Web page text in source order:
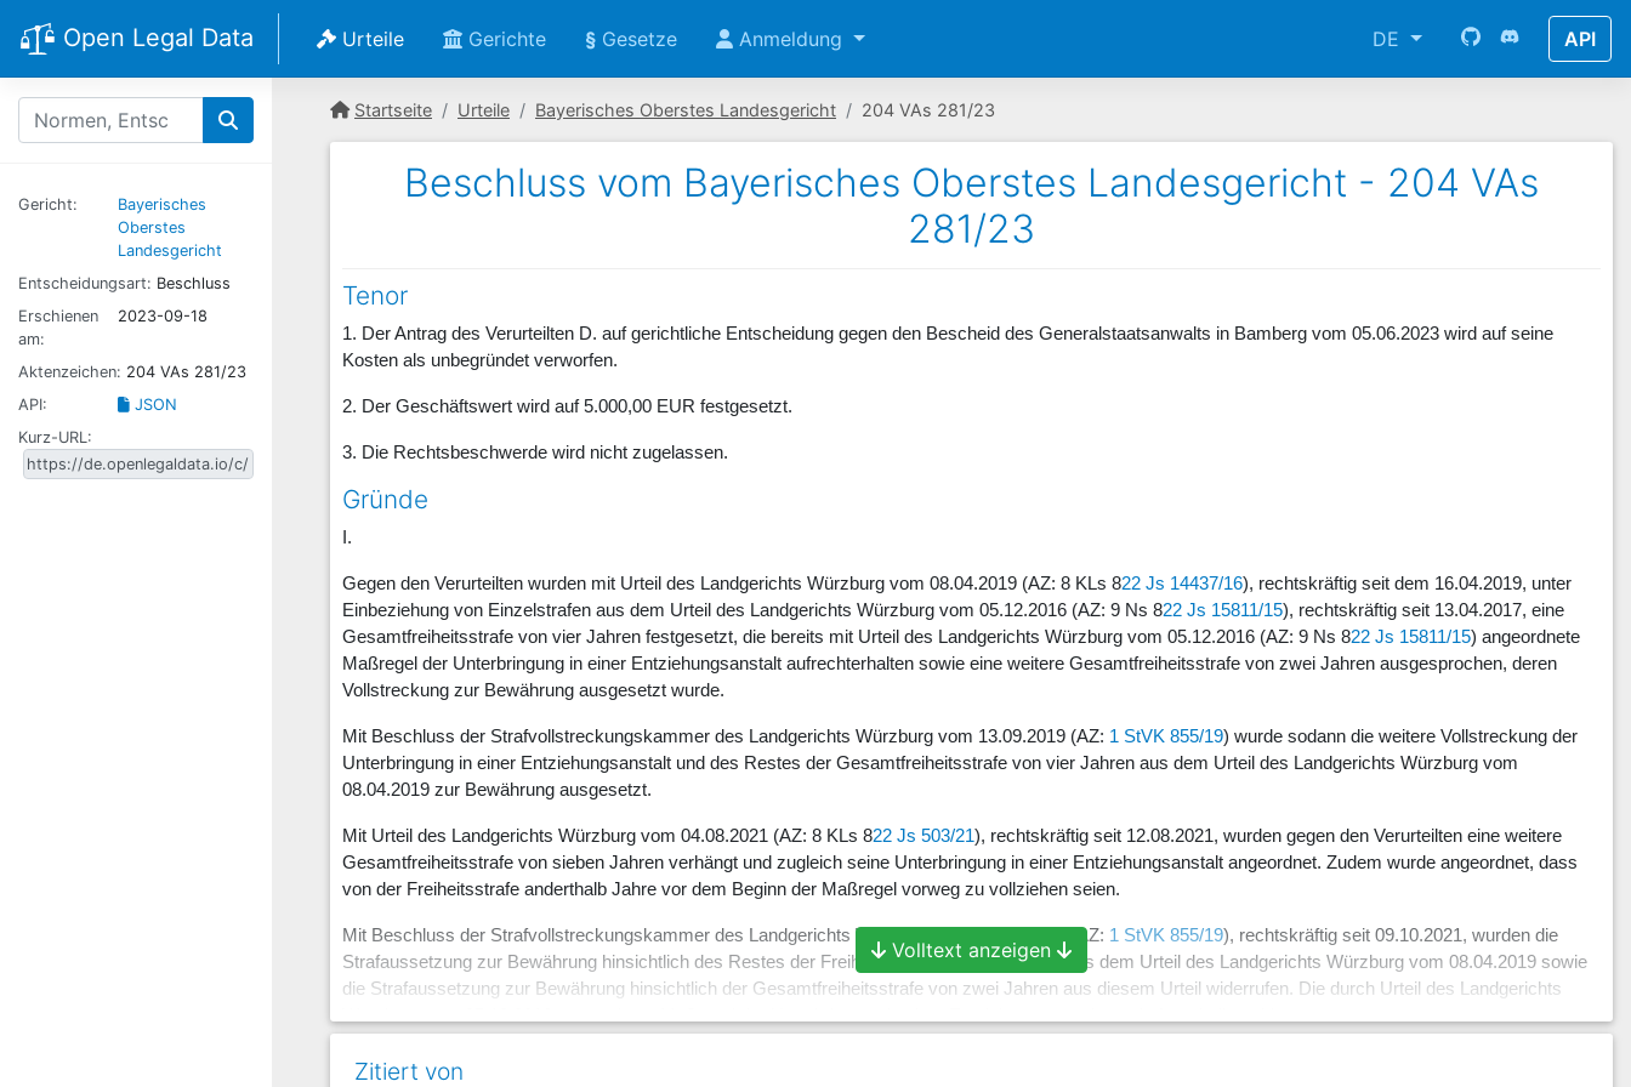
Open Legal Data Urteile Gerichte § Gesetze Anmeldung DE API
Gericht:
Bayerisches
Oberstes
Landesgericht
Entscheidungsart: Beschluss
Erschienen
am:
2023-09-18
Aktenzeichen: 204 VAs 281/23
API:
JSON
Kurz-URL:
Startseite Urteile Bayerisches Oberstes Landesgericht 204 VAs 281/23
Beschluss vom Bayerisches Oberstes Landesgericht - 204 VAs
281/23
Tenor
1. Der Antrag des Verurteilten D. auf gerichtliche Entscheidung gegen den Bescheid des Generalstaatsanwalts in Bamberg vom 05.06.2023 wird auf seine
Kosten als unbegründet verworfen.
2. Der Geschäftswert wird auf 5.000,00 EUR festgesetzt.
3. Die Rechtsbeschwerde wird nicht zugelassen.
Gründe
I.
Gegen den Verurteilten wurden mit Urteil des Landgerichts Würzburg vom 08.04.2019 (AZ: 8 KLs 822 Js 14437/16), rechtskräftig seit dem 16.04.2019, unter
Einbeziehung von Einzelstrafen aus dem Urteil des Landgerichts Würzburg vom 05.12.2016 (AZ: 9 Ns 822 Js 15811/15), rechtskräftig seit 13.04.2017, eine
Gesamtfreiheitsstrafe von vier Jahren festgesetzt, die bereits mit Urteil des Landgerichts Würzburg vom 05.12.2016 (AZ: 9 Ns 822 Js 15811/15) angeordnete
Maßregel der Unterbringung in einer Entziehungsanstalt aufrechterhalten sowie eine weitere Gesamtfreiheitsstrafe von zwei Jahren ausgesprochen, deren
Vollstreckung zur Bewährung ausgesetzt wurde.
Mit Beschluss der Strafvollstreckungskammer des Landgerichts Würzburg vom 13.09.2019 (AZ: 1 StVK 855/19) wurde sodann die weitere Vollstreckung der
Unterbringung in einer Entziehungsanstalt und des Restes der Gesamtfreiheitsstrafe von vier Jahren aus dem Urteil des Landgerichts Würzburg vom
08.04.2019 zur Bewährung ausgesetzt.
Mit Urteil des Landgerichts Würzburg vom 04.08.2021 (AZ: 8 KLs 822 Js 503/21), rechtskräftig seit 12.08.2021, wurden gegen den Verurteilten eine weitere
Gesamtfreiheitsstrafe von sieben Jahren verhängt und zugleich seine Unterbringung in einer Entziehungsanstalt angeordnet. Zudem wurde angeordnet, dass
von der Freiheitsstrafe anderthalb Jahre vor dem Beginn der Maßregel vorweg zu vollziehen seien.
Mit Beschluss der Strafvollstreckungskammer des Landgerichts Würzburg vom 29.09.2021 (AZ: 1 StVK 855/19), rechtskräftig seit 09.10.2021, wurden die
Strafaussetzung zur Bewährung hinsichtlich des Restes der Freiheitsstrafe von vier Jahren aus dem Urteil des Landgerichts Würzburg vom 08.04.2019 sowie
die Strafaussetzung zur Bewährung hinsichtlich der Gesamtfreiheitsstrafe von zwei Jahren aus diesem Urteil widerrufen. Die durch Urteil des Landgerichts
Mit Verfügung vom 02.12.2021 bestimmte die Staatsanwaltschaft Würzburg entgegen der ihr bekannten Stellungnahme der Justizvollzugsanstalt St. Georgen-
Volltext anzeigen
Zitiert von